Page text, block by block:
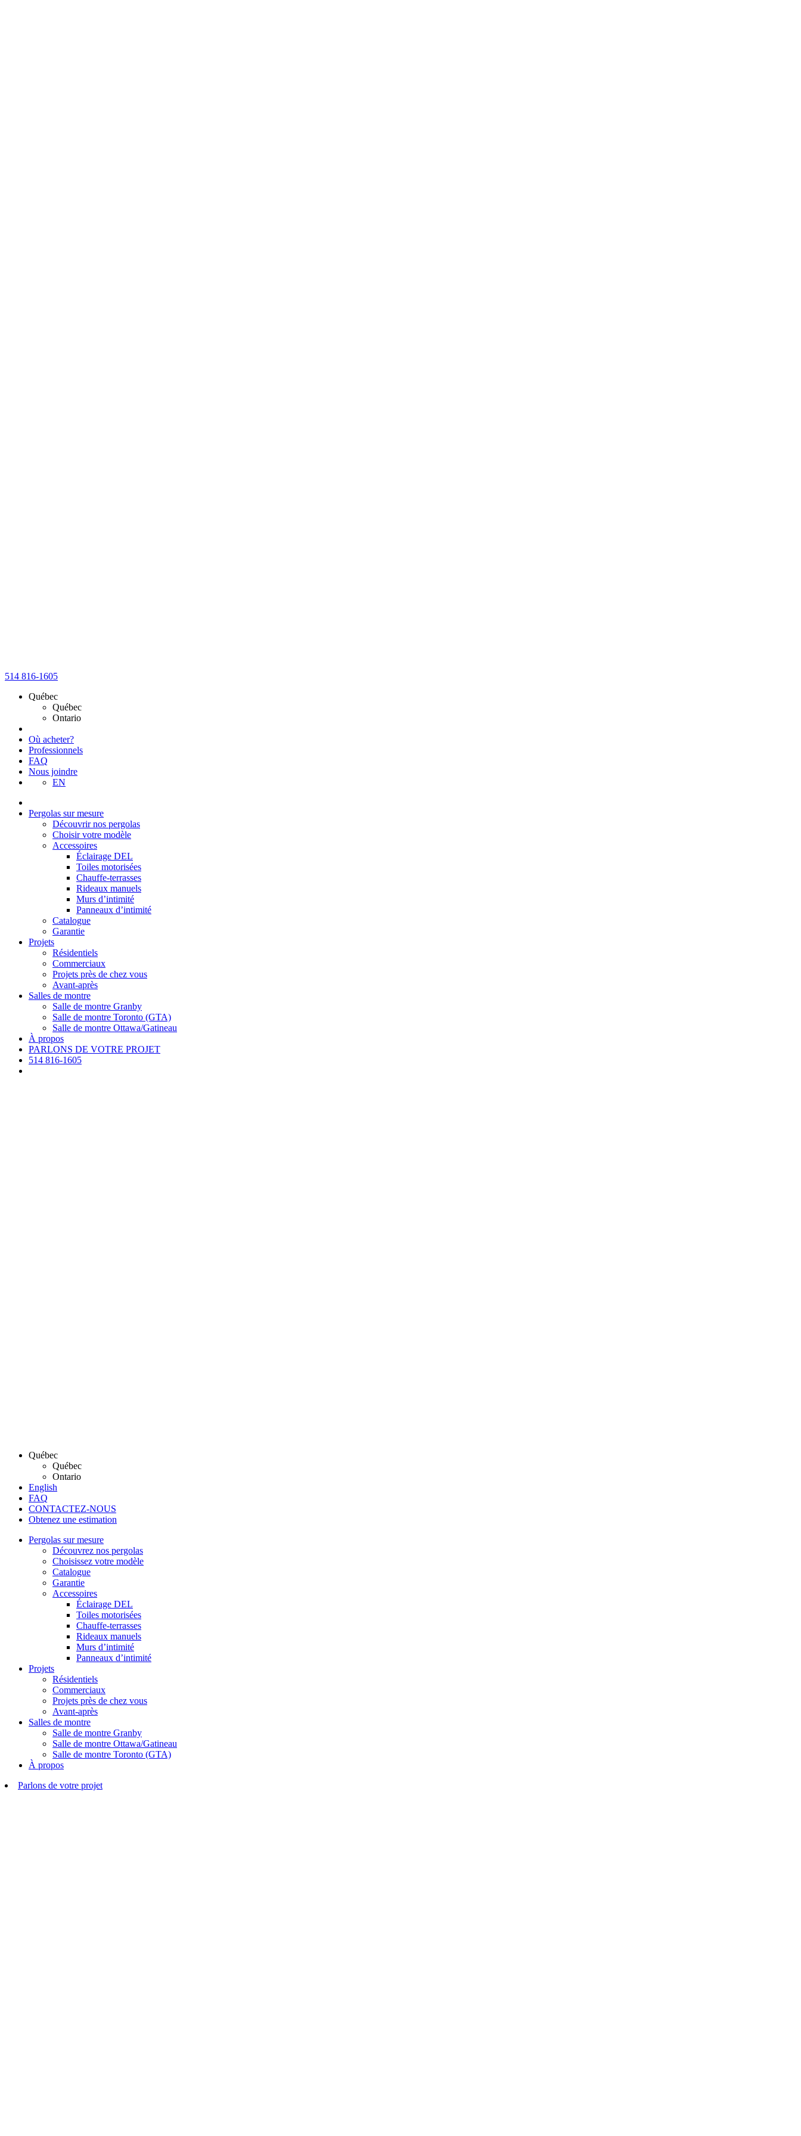
514 816-1605
Québec
Québec
Ontario
Où acheter?
Professionnels
FAQ
Nous joindre
EN
Pergolas sur mesure
Découvrir nos pergolas
Choisir votre modèle
Accessoires
Éclairage DEL
Toiles motorisées
Chauffe-terrasses
Rideaux manuels
Murs d’intimité
Panneaux d’intimité
Catalogue
Garantie
Projets
Résidentiels
Commerciaux
Projets près de chez vous
Avant-après
Salles de montre
Salle de montre Granby
Salle de montre Toronto (GTA)
Salle de montre Ottawa/Gatineau
À propos
PARLONS DE VOTRE PROJET
514 816-1605
Québec
Québec
Ontario
English
FAQ
CONTACTEZ-NOUS
Obtenez une estimation
Pergolas sur mesure
Découvrez nos pergolas
Choisissez votre modèle
Catalogue
Garantie
Accessoires
Éclairage DEL
Toiles motorisées
Chauffe-terrasses
Rideaux manuels
Murs d’intimité
Panneaux d’intimité
Projets
Résidentiels
Commerciaux
Projets près de chez vous
Avant-après
Salles de montre
Salle de montre Granby
Salle de montre Ottawa/Gatineau
Salle de montre Toronto (GTA)
À propos
Parlons de votre projet